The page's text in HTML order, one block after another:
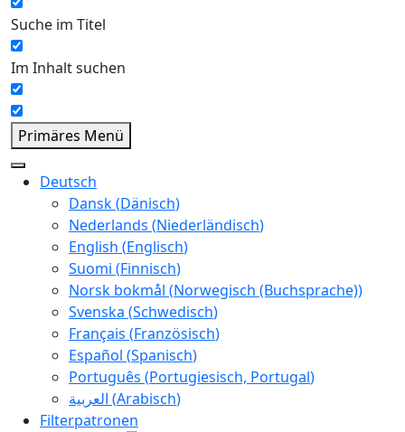
Suche im Titel
Im Inhalt suchen
Primäres Menü
Deutsch
Dansk(Dänisch)
Nederlands (Niederländisch)
English (Englisch)
Suomi (Finnisch)
Norsk bokmål (Norwegisch (Buchsprache))
Svenska (Schwedisch)
Français (Französisch)
Español (Spanisch)
Português (Portugiesisch, Portugal)
العربية (Arabisch)
Filterpatronen